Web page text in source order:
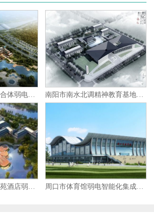
西安汉中兴元新区汉苑酒店弱电智能化集成项目 周口市体育馆弱电智能化集成项目